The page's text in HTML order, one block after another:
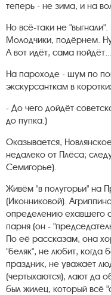
теперь - не зима, и на
Но всё-таки не
Молодчики, подёрнем.
А вот идёт, сама пойдёт...
На пароходе - шум по
экскурсанткам в
- До чего дойдёт
до пупка.)
Оказывается,
недалеко от Плёса;
Семигорье).
Живём "в полугорьи" на
(Иконниковой).
определению ехавшего
парня (он -
По её рассказам, она
"беляк", не любит, когда
праздник, не уважает
(чертыхаются), лают да
был жилец, который всё